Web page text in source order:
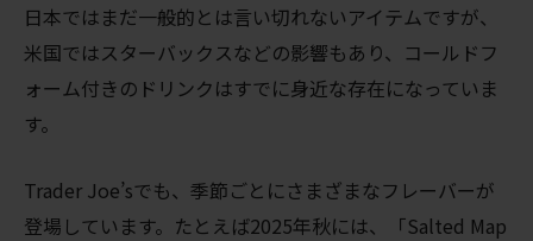
日本ではまだ一般的とは言い切れないアイテムですが、
米国ではスターバックスなどの影響もあり、コールドフ
ォーム付きのドリンクはすでに身近な存在になっていま
す。
Trader Joe’sでも、季節ごとにさまざまなフレーバーが
登場しています。たとえば2025年秋には、「Salted Map